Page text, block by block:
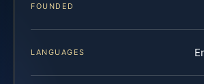
FOUNDED
LANGUAGES